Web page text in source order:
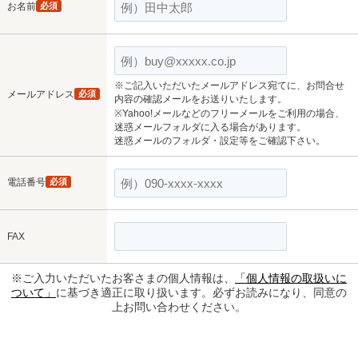
お名前 必須
メールアドレス 必須
※ご記入いただいたメールアドレス宛てに、お問合せ
内容の確認メールをお送りいたします。
※Yahoo!メールなどのフリーメールをご利用の場合、
迷惑メールフォルダに入る場合があります。
迷惑メールのフォルダ・設定等をご確認下さい。
電話番号 必須
FAX
※ご入力いただいたお客さまの個人情報は、
「個人情報の取扱いに
ついて」 に基づき適正に取り扱います。必ずお読みになり、同意の
上お問い合わせください。